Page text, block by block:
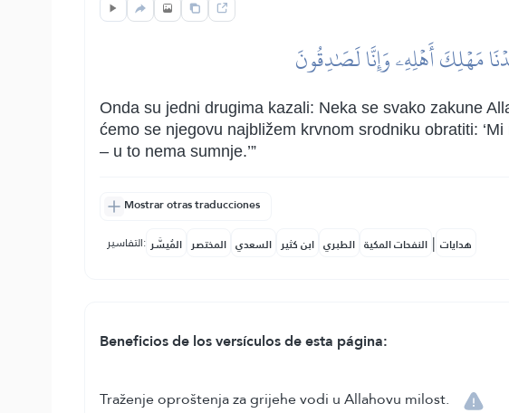
مَهۡلِكَ أَهۡلِهِۦ وَإِنَّا لَصَٰدِقُونَ
Onda su jedni drugima kazali: Neka se svako zakune
ćemo se njegovu najbližem krvnom srodniku obratiti:
– u to nema sumnje.’”
Mostrar otras traducciones
التفاسير: المُيسَّر المختصر السعدي ابن كثير الطبري النفحات المكية | هدايات
Beneficios de los versículos de esta página:
Traženje oproštenja za grijehe vodi u Allahovu milost.